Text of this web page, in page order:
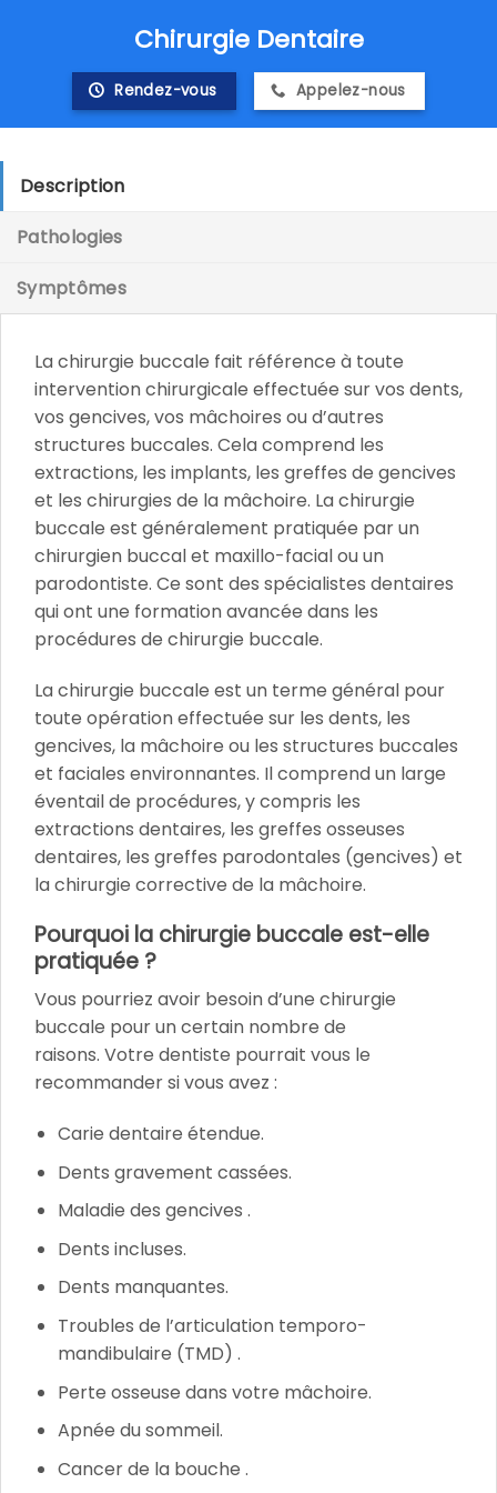
Chirurgie Dentaire
Rendez-vous Appelez-nous
Description
Pathologies
Symptômes
La chirurgie buccale fait référence à toute
intervention chirurgicale effectuée sur vos dents,
vos gencives, vos mâchoires ou d’autres
structures buccales. Cela comprend les
extractions, les implants, les greffes de gencives
et les chirurgies de la mâchoire. La chirurgie
buccale est généralement pratiquée par un
chirurgien buccal et maxillo-facial ou un
parodontiste. Ce sont des spécialistes dentaires
qui ont une formation avancée dans les
procédures de chirurgie buccale.
La chirurgie buccale est un terme général pour
toute opération effectuée sur les dents, les
gencives, la mâchoire ou les structures buccales
et faciales environnantes. Il comprend un large
éventail de procédures, y compris les
extractions dentaires, les greffes osseuses
dentaires, les greffes parodontales (gencives) et
la chirurgie corrective de la mâchoire.
Pourquoi la chirurgie buccale est-elle
pratiquée ?
Vous pourriez avoir besoin d’une chirurgie
buccale pour un certain nombre de
raisons. Votre dentiste pourrait vous le
recommander si vous avez :
Carie dentaire étendue.
Dents gravement cassées.
Maladie des gencives .
Dents incluses.
Dents manquantes.
Troubles de l’articulation temporo-
mandibulaire (TMD) .
Perte osseuse dans votre mâchoire.
Apnée du sommeil.
Cancer de la bouche .